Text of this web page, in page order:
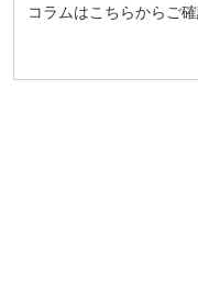
コラムはこちらからご